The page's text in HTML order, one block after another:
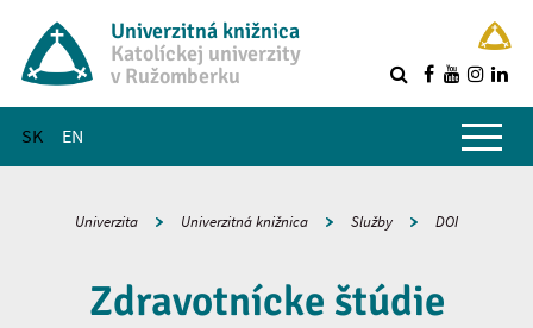
Univerzitná knižnica
Katolíckej univerzity
v Ružomberku
SK EN
Hlavné menu
Univerzita Univerzitná knižnica Služby DOI
Zdravotnícke štúdie